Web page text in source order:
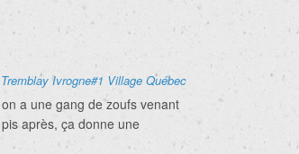
Ivrogne#1 Village Québec
a une gang de zoufs venant
après, ça donne une